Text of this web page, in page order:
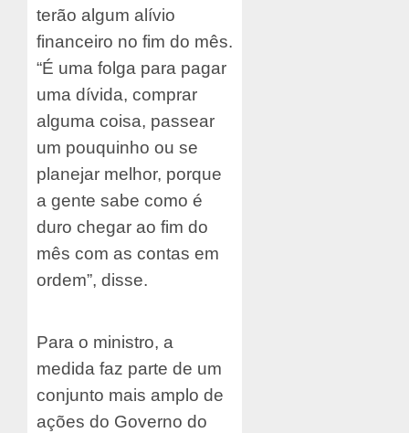
terão algum alívio
financeiro no fim do mês.
“É uma folga para pagar
uma dívida, comprar
alguma coisa, passear
um pouquinho ou se
planejar melhor, porque
a gente sabe como é
duro chegar ao fim do
mês com as contas em
ordem”, disse.
Para o ministro, a
medida faz parte de um
conjunto mais amplo de
ações do Governo do